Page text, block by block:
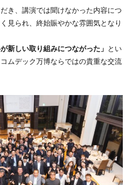
き、講演では聞けなかった内容につ
見られ、終始賑やかな雰囲気となり
新しい取り組みにつながった」 とい
ムデック万博ならではの貴重な交流